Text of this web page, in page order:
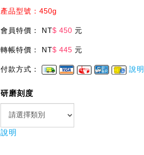
產品型號：450g
會員特價： NT$ 450 元
轉帳特價： NT$ 445 元
付款方式： 說明
研磨刻度
說明